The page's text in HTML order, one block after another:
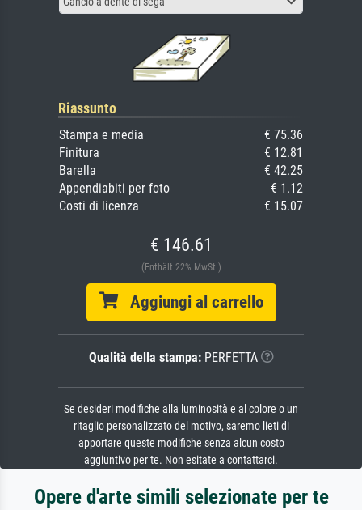
Riassunto
Stampa e media
€ 75.36
Finitura
€ 12.81
Barella
€ 42.25
Appendiabiti per foto
€ 1.12
Costi di licenza
€ 15.07
€ 146.61
(Enthält 22% MwSt.)
Aggiungi al carrello
Qualità della stampa:PERFETTA
Se desideri modifiche alla luminosità e al colore o un
ritaglio personalizzato del motivo, saremo lieti di
apportare queste modifiche senza alcun costo
aggiuntivo per te. Non esitate a contattarci.
Opere d'arte simili selezionate per te